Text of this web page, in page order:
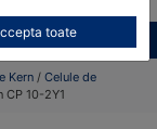
CONTACT
Kern / Celule de
CP 10-2Y1
toate